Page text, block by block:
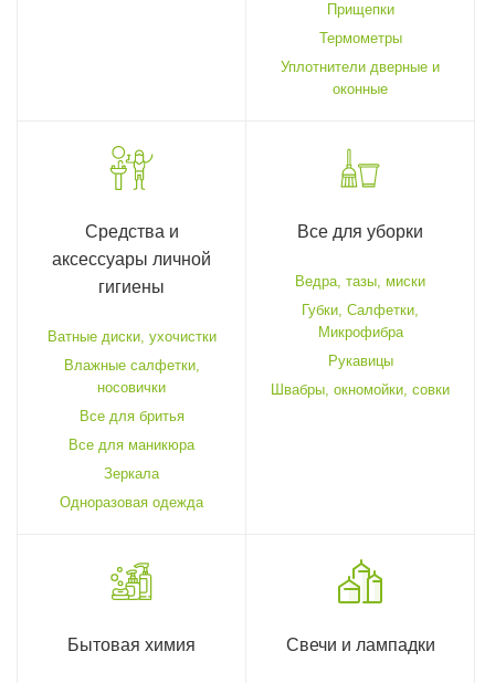
Прищепки
Термометры
Уплотнители дверные и
оконные
Средства и
аксессуары личной
гигиены
Ватные диски, ухочистки
Влажные салфетки,
носовички
Все для бритья
Все для маникюра
Зеркала
Одноразовая одежда
Все для уборки
Ведра, тазы, миски
Губки, Салфетки,
Микрофибра
Рукавицы
Швабры, окномойки, совки
Бытовая химия Свечи и лампадки